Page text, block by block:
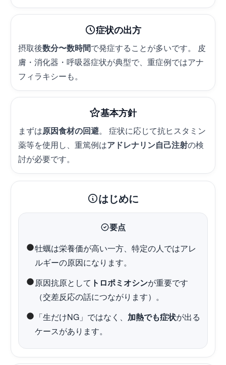
症状の出方
摂取後数分〜数時間で発症することが多いです。 皮
膚・消化器・呼吸器症状が典型で、重症例ではアナ
フィラキシーも。
基本方針
まずは原因食材の回避。 症状に応じて抗ヒスタミン
薬等を使用し、重篤例はアドレナリン自己注射の検
討が必要です。
はじめに
要点
牡蠣は栄養価が高い一方、特定の人ではアレ
ルギーの原因になります。
原因抗原として トロポミオシンが重要です
（交差反応の話につながります）。
「生だけNG」ではなく、 加熱でも症状が出る
ケースがあります。